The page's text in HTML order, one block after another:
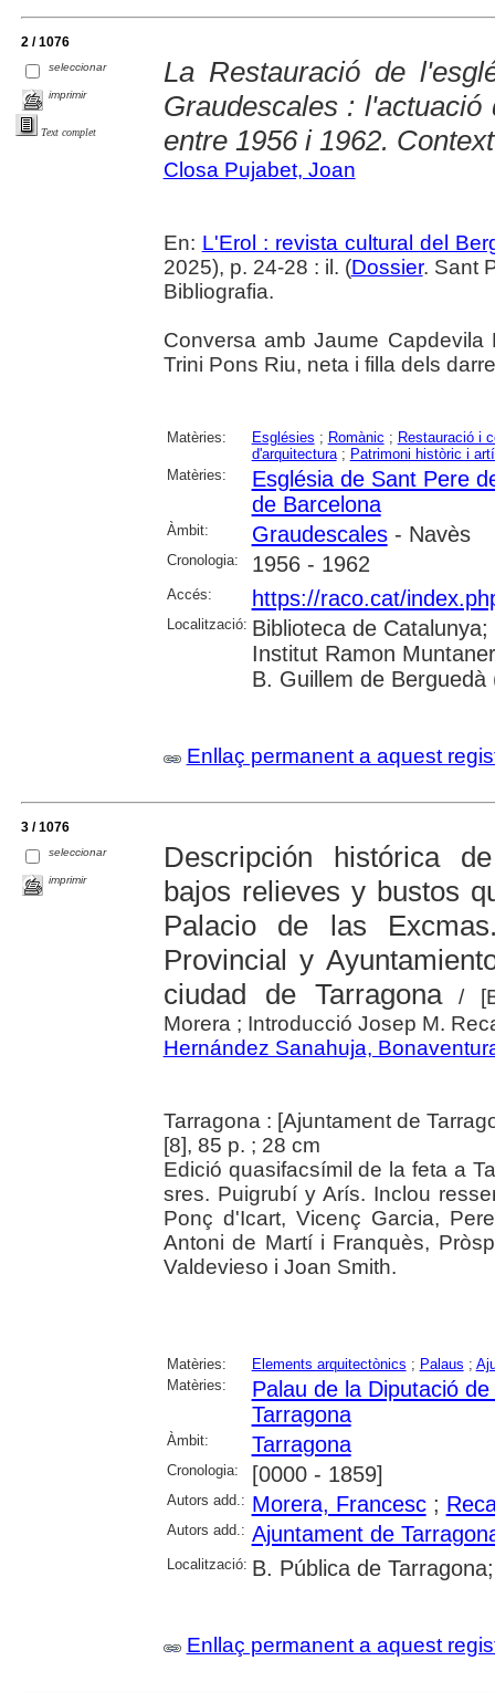
2 / 1076
seleccionar
imprimir
Text complet
La Restauració de
Graudescales :
entre 1956 i 1962.
Closa Pujabet, Joan
En: L'Erol : revista cultural del
2025), p. 24-28 : il. (Dossier. Sant
Bibliografia.
Conversa amb Jaume
Trini Pons Riu, neta i filla dels
Matèries: Esglésies ; Romànic ; Restauració i
d'arquitectura; Patrimoni històric i
Matèries:
Església de Sant Pere
de Barcelona
Àmbit: Graudescales- Navès
Cronologia: 1956 - 1962
Accés: https://raco.cat/
Localització: Biblioteca de
Institut Ramon
B. Guillem de Berguedà
Enllaç permanent a aquest
3 / 1076
seleccionar
imprimir
Descripción histórica
bajos relieves y bustos
Palacio de las
Provincial y
ciudad de Tarragona/
Morera ; Introducció Josep M.
Hernández Sanahuja,
Tarragona : [Ajuntament de
[8], 85 p. ; 28 cm
Edició quasifacsímil de la feta a
sres. Puigrubí y Arís. Inclou
Ponç d'Icart, Vicenç Garcia,
Antoni de Martí i Franquès,
Valdevieso i Joan Smith.
Matèries: Elements arquitectònics ; Palaus ;
Matèries:
Palau de la Diputació
Tarragona
Àmbit: Tarragona
Cronologia: [0000 - 1859]
Autors add.: Morera, Francesc;
Autors add.: Ajuntament de
Localització: B. Pública de
Enllaç permanent a aquest